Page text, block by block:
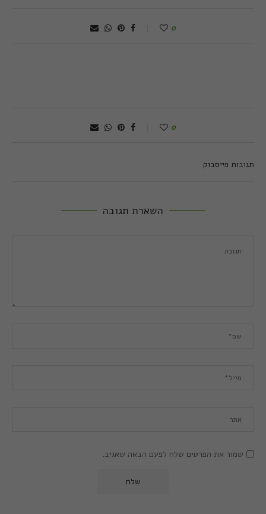
0
0
תגובות פייסבוק
השארת תגובה
שמור את הפרטים שלח לפעם הבאה שאגיב.